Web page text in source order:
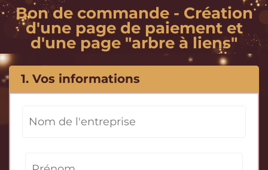
Bon de commande - Création
d'une page de paiement et
d'une page "arbre à liens"
1. Vos informations